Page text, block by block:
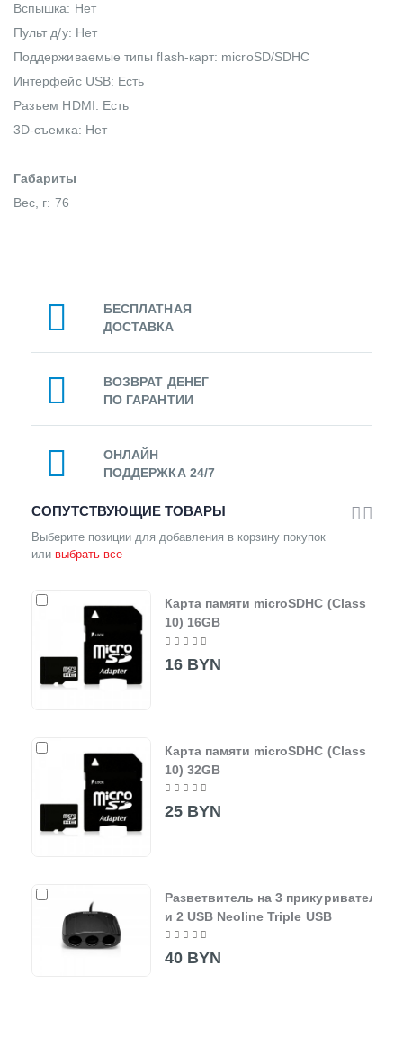
Вспышка: Нет
Пульт д/у: Нет
Поддерживаемые типы flash-карт: microSD/SDHC
Интерфейс USB: Есть
Разъем HDMI: Есть
3D-съемка: Нет
Габариты
Вес, г: 76
БЕСПЛАТНАЯ
ДОСТАВКА
ВОЗВРАТ ДЕНЕГ
ПО ГАРАНТИИ
ОНЛАЙН
ПОДДЕРЖКА 24/7
СОПУТСТВУЮЩИЕ ТОВАРЫ
Выберите позиции для добавления в корзину покупок
или выбрать все
Карта памяти microSDHC (Class
10) 16GB
16 BYN
Карта памяти microSDHC (Class
10) 32GB
25 BYN
Разветвитель на 3 прикуривателя
и 2 USB Neoline Triple USB
40 BYN